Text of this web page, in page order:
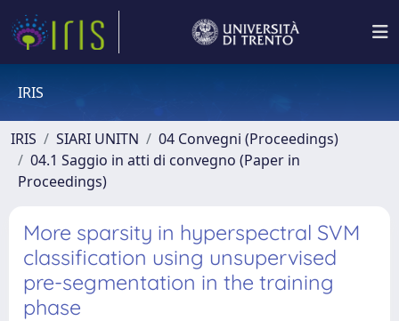
IRIS
IRIS SIARI UNITN
04 Convegni (Proceedings)
04.1 Saggio in atti di convegno (Paper in
Proceedings)
More sparsity in hyperspectral SVM
classification using unsupervised
pre-segmentation in the training
phase